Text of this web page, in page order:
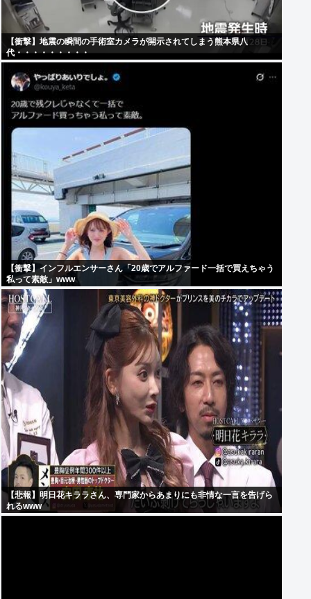
【衝撃】地震の瞬間の手術室カメラが開示されてしまう熊本県八
代・・・・・・・・・
【衝撃】インフルエンサーさん「20歳でアルファード一括で買えちゃう
私って素敵」www
【悲報】明日花キララさん、専門家からあまりにも非情な一言を告げら
れるwww